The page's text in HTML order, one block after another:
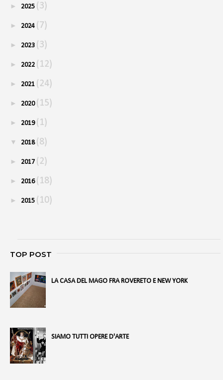
► 2025 (3)
► 2024 (7)
► 2023 (3)
► 2022 (12)
► 2021 (24)
► 2020 (15)
► 2019 (1)
▼ 2018 (8)
► 2017 (2)
► 2016 (18)
► 2015 (10)
TOP POST
LA CASA DEL MAGO FRA ROVERETO E NEW YORK
SIAMO TUTTI OPERE D'ARTE